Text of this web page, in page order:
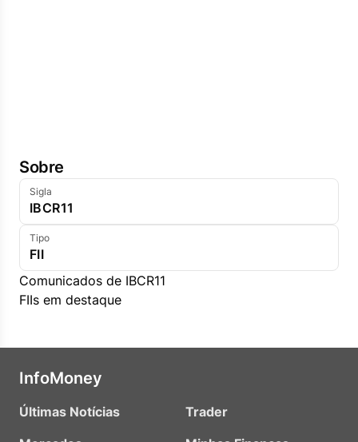
Sobre
Sigla
IBCR11
Tipo
FII
Comunicados de IBCR11
FIIs em destaque
InfoMoney
Últimas Notícias
Trader